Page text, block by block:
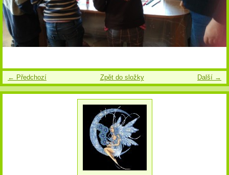
← Předchozí Další →
Zpět do složky